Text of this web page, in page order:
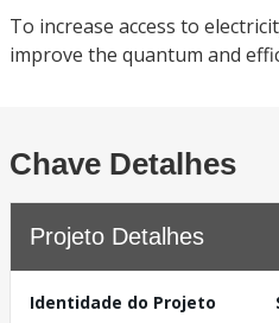
To increase access to
improve the quantum and
Chave Detalhes
Projeto Detalhes
Identidade do Projeto